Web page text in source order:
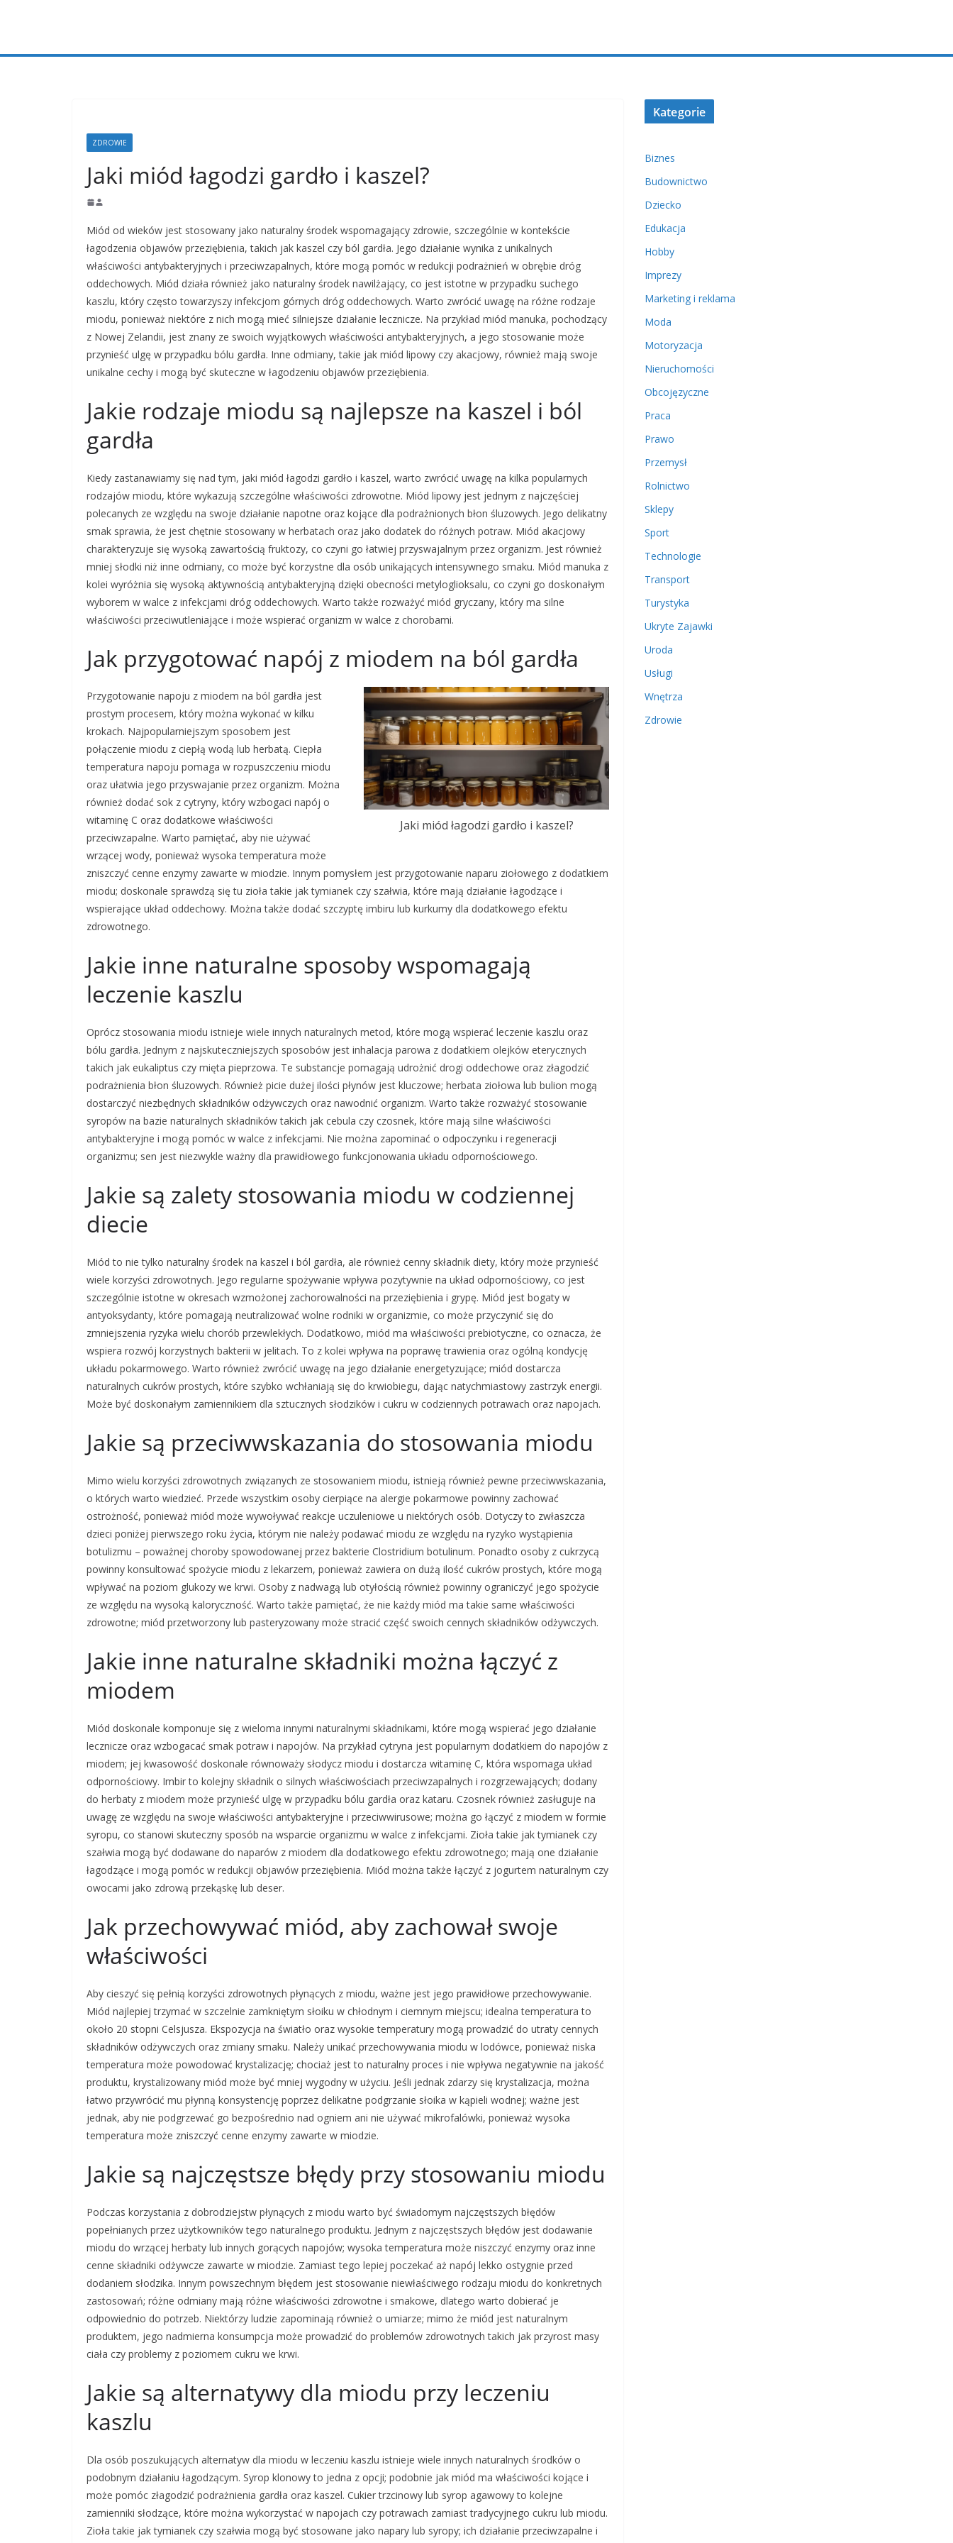
ZDROWIE
Jaki miód łagodzi gardło i kaszel?
Miód od wieków jest stosowany jako naturalny środek wspomagający zdrowie, szczególnie w kontekście
łagodzenia objawów przeziębienia, takich jak kaszel czy ból gardła. Jego działanie wynika z unikalnych
właściwości antybakteryjnych i przeciwzapalnych, które mogą pomóc w redukcji podrażnień w obrębie dróg
oddechowych. Miód działa również jako naturalny środek nawilżający, co jest istotne w przypadku suchego
kaszlu, który często towarzyszy infekcjom górnych dróg oddechowych. Warto zwrócić uwagę na różne rodzaje
miodu, ponieważ niektóre z nich mogą mieć silniejsze działanie lecznicze. Na przykład miód manuka, pochodzący
z Nowej Zelandii, jest znany ze swoich wyjątkowych właściwości antybakteryjnych, a jego stosowanie może
przynieść ulgę w przypadku bólu gardła. Inne odmiany, takie jak miód lipowy czy akacjowy, również mają swoje
unikalne cechy i mogą być skuteczne w łagodzeniu objawów przeziębienia.
Jakie rodzaje miodu są najlepsze na kaszel i ból
gardła
Kiedy zastanawiamy się nad tym, jaki miód łagodzi gardło i kaszel, warto zwrócić uwagę na kilka popularnych
rodzajów miodu, które wykazują szczególne właściwości zdrowotne. Miód lipowy jest jednym z najczęściej
polecanych ze względu na swoje działanie napotne oraz kojące dla podrażnionych błon śluzowych. Jego delikatny
smak sprawia, że jest chętnie stosowany w herbatach oraz jako dodatek do różnych potraw. Miód akacjowy
charakteryzuje się wysoką zawartością fruktozy, co czyni go łatwiej przyswajalnym przez organizm. Jest również
mniej słodki niż inne odmiany, co może być korzystne dla osób unikających intensywnego smaku. Miód manuka z
kolei wyróżnia się wysoką aktywnością antybakteryjną dzięki obecności metyloglioksalu, co czyni go doskonałym
wyborem w walce z infekcjami dróg oddechowych. Warto także rozważyć miód gryczany, który ma silne
właściwości przeciwutleniające i może wspierać organizm w walce z chorobami.
Jak przygotować napój z miodem na ból gardła
Jaki miód łagodzi gardło i kaszel?
Przygotowanie napoju z miodem na ból gardła jest
prostym procesem, który można wykonać w kilku
krokach. Najpopularniejszym sposobem jest
połączenie miodu z ciepłą wodą lub herbatą. Ciepła
temperatura napoju pomaga w rozpuszczeniu miodu
oraz ułatwia jego przyswajanie przez organizm. Można
również dodać sok z cytryny, który wzbogaci napój o
witaminę C oraz dodatkowe właściwości
przeciwzapalne. Warto pamiętać, aby nie używać
wrzącej wody, ponieważ wysoka temperatura może
zniszczyć cenne enzymy zawarte w miodzie. Innym pomysłem jest przygotowanie naparu ziołowego z dodatkiem
miodu; doskonale sprawdzą się tu zioła takie jak tymianek czy szałwia, które mają działanie łagodzące i
wspierające układ oddechowy. Można także dodać szczyptę imbiru lub kurkumy dla dodatkowego efektu
zdrowotnego.
Jakie inne naturalne sposoby wspomagają
leczenie kaszlu
Oprócz stosowania miodu istnieje wiele innych naturalnych metod, które mogą wspierać leczenie kaszlu oraz
bólu gardła. Jednym z najskuteczniejszych sposobów jest inhalacja parowa z dodatkiem olejków eterycznych
takich jak eukaliptus czy mięta pieprzowa. Te substancje pomagają udrożnić drogi oddechowe oraz złagodzić
podrażnienia błon śluzowych. Również picie dużej ilości płynów jest kluczowe; herbata ziołowa lub bulion mogą
dostarczyć niezbędnych składników odżywczych oraz nawodnić organizm. Warto także rozważyć stosowanie
syropów na bazie naturalnych składników takich jak cebula czy czosnek, które mają silne właściwości
antybakteryjne i mogą pomóc w walce z infekcjami. Nie można zapominać o odpoczynku i regeneracji
organizmu; sen jest niezwykle ważny dla prawidłowego funkcjonowania układu odpornościowego.
Jakie są zalety stosowania miodu w codziennej
diecie
Miód to nie tylko naturalny środek na kaszel i ból gardła, ale również cenny składnik diety, który może przynieść
wiele korzyści zdrowotnych. Jego regularne spożywanie wpływa pozytywnie na układ odpornościowy, co jest
szczególnie istotne w okresach wzmożonej zachorowalności na przeziębienia i grypę. Miód jest bogaty w
antyoksydanty, które pomagają neutralizować wolne rodniki w organizmie, co może przyczynić się do
zmniejszenia ryzyka wielu chorób przewlekłych. Dodatkowo, miód ma właściwości prebiotyczne, co oznacza, że
wspiera rozwój korzystnych bakterii w jelitach. To z kolei wpływa na poprawę trawienia oraz ogólną kondycję
układu pokarmowego. Warto również zwrócić uwagę na jego działanie energetyzujące; miód dostarcza
naturalnych cukrów prostych, które szybko wchłaniają się do krwiobiegu, dając natychmiastowy zastrzyk energii.
Może być doskonałym zamiennikiem dla sztucznych słodzików i cukru w codziennych potrawach oraz napojach.
Jakie są przeciwwskazania do stosowania miodu
Mimo wielu korzyści zdrowotnych związanych ze stosowaniem miodu, istnieją również pewne przeciwwskazania,
o których warto wiedzieć. Przede wszystkim osoby cierpiące na alergie pokarmowe powinny zachować
ostrożność, ponieważ miód może wywoływać reakcje uczuleniowe u niektórych osób. Dotyczy to zwłaszcza
dzieci poniżej pierwszego roku życia, którym nie należy podawać miodu ze względu na ryzyko wystąpienia
botulizmu – poważnej choroby spowodowanej przez bakterie Clostridium botulinum. Ponadto osoby z cukrzycą
powinny konsultować spożycie miodu z lekarzem, ponieważ zawiera on dużą ilość cukrów prostych, które mogą
wpływać na poziom glukozy we krwi. Osoby z nadwagą lub otyłością również powinny ograniczyć jego spożycie
ze względu na wysoką kaloryczność. Warto także pamiętać, że nie każdy miód ma takie same właściwości
zdrowotne; miód przetworzony lub pasteryzowany może stracić część swoich cennych składników odżywczych.
Jakie inne naturalne składniki można łączyć z
miodem
Miód doskonale komponuje się z wieloma innymi naturalnymi składnikami, które mogą wspierać jego działanie
lecznicze oraz wzbogacać smak potraw i napojów. Na przykład cytryna jest popularnym dodatkiem do napojów z
miodem; jej kwasowość doskonale równoważy słodycz miodu i dostarcza witaminę C, która wspomaga układ
odpornościowy. Imbir to kolejny składnik o silnych właściwościach przeciwzapalnych i rozgrzewających; dodany
do herbaty z miodem może przynieść ulgę w przypadku bólu gardła oraz kataru. Czosnek również zasługuje na
uwagę ze względu na swoje właściwości antybakteryjne i przeciwwirusowe; można go łączyć z miodem w formie
syropu, co stanowi skuteczny sposób na wsparcie organizmu w walce z infekcjami. Zioła takie jak tymianek czy
szałwia mogą być dodawane do naparów z miodem dla dodatkowego efektu zdrowotnego; mają one działanie
łagodzące i mogą pomóc w redukcji objawów przeziębienia. Miód można także łączyć z jogurtem naturalnym czy
owocami jako zdrową przekąskę lub deser.
Jak przechowywać miód, aby zachował swoje
właściwości
Aby cieszyć się pełnią korzyści zdrowotnych płynących z miodu, ważne jest jego prawidłowe przechowywanie.
Miód najlepiej trzymać w szczelnie zamkniętym słoiku w chłodnym i ciemnym miejscu; idealna temperatura to
około 20 stopni Celsjusza. Ekspozycja na światło oraz wysokie temperatury mogą prowadzić do utraty cennych
składników odżywczych oraz zmiany smaku. Należy unikać przechowywania miodu w lodówce, ponieważ niska
temperatura może powodować krystalizację; chociaż jest to naturalny proces i nie wpływa negatywnie na jakość
produktu, krystalizowany miód może być mniej wygodny w użyciu. Jeśli jednak zdarzy się krystalizacja, można
łatwo przywrócić mu płynną konsystencję poprzez delikatne podgrzanie słoika w kąpieli wodnej; ważne jest
jednak, aby nie podgrzewać go bezpośrednio nad ogniem ani nie używać mikrofalówki, ponieważ wysoka
temperatura może zniszczyć cenne enzymy zawarte w miodzie.
Jakie są najczęstsze błędy przy stosowaniu miodu
Podczas korzystania z dobrodziejstw płynących z miodu warto być świadomym najczęstszych błędów
popełnianych przez użytkowników tego naturalnego produktu. Jednym z najczęstszych błędów jest dodawanie
miodu do wrzącej herbaty lub innych gorących napojów; wysoka temperatura może niszczyć enzymy oraz inne
cenne składniki odżywcze zawarte w miodzie. Zamiast tego lepiej poczekać aż napój lekko ostygnie przed
dodaniem słodzika. Innym powszechnym błędem jest stosowanie niewłaściwego rodzaju miodu do konkretnych
zastosowań; różne odmiany mają różne właściwości zdrowotne i smakowe, dlatego warto dobierać je
odpowiednio do potrzeb. Niektórzy ludzie zapominają również o umiarze; mimo że miód jest naturalnym
produktem, jego nadmierna konsumpcja może prowadzić do problemów zdrowotnych takich jak przyrost masy
ciała czy problemy z poziomem cukru we krwi.
Jakie są alternatywy dla miodu przy leczeniu
kaszlu
Dla osób poszukujących alternatyw dla miodu w leczeniu kaszlu istnieje wiele innych naturalnych środków o
podobnym działaniu łagodzącym. Syrop klonowy to jedna z opcji; podobnie jak miód ma właściwości kojące i
może pomóc złagodzić podrażnienia gardła oraz kaszel. Cukier trzcinowy lub syrop agawowy to kolejne
zamienniki słodzące, które można wykorzystać w napojach czy potrawach zamiast tradycyjnego cukru lub miodu.
Zioła takie jak tymianek czy szałwia mogą być stosowane jako napary lub syropy; ich działanie przeciwzapalne i
Kategorie
Biznes
Budownictwo
Dziecko
Edukacja
Hobby
Imprezy
Marketing i reklama
Moda
Motoryzacja
Nieruchomości
Obcojęzyczne
Praca
Prawo
Przemysł
Rolnictwo
Sklepy
Sport
Technologie
Transport
Turystyka
Ukryte Zajawki
Uroda
Usługi
Wnętrza
Zdrowie